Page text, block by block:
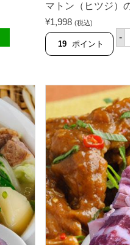
マトン（ヒツジ）
¥1,998 (税込)
19 ポイント
-
1
k
g